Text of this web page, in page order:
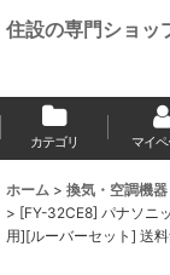
住設の専門ショッ
カテゴリ マイ
ホーム > 換気・空調機器
> [FY-32CE8] パナソニ
用][ルーバーセット] 送